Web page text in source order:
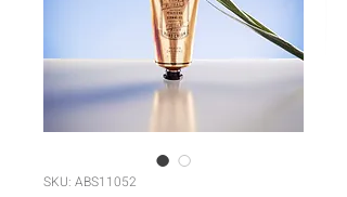
SKU: ABS11052